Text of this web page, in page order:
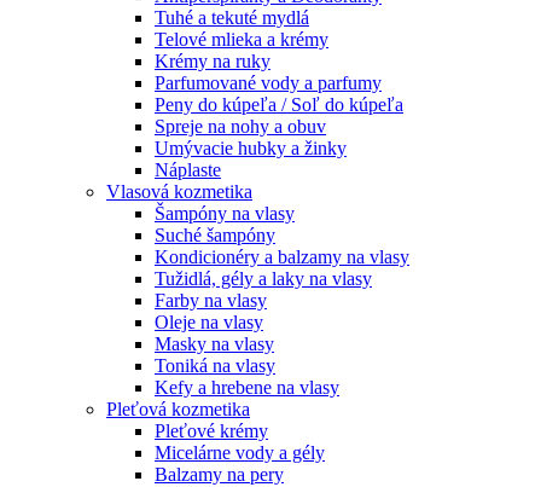
Tuhé a tekuté mydlá
Telové mlieka a krémy
Krémy na ruky
Parfumované vody a parfumy
Peny do kúpeľa / Soľ do kúpeľa
Spreje na nohy a obuv
Umývacie hubky a žinky
Náplaste
Vlasová kozmetika
Šampóny na vlasy
Suché šampóny
Kondicionéry a balzamy na vlasy
Tužidlá, gély a laky na vlasy
Farby na vlasy
Oleje na vlasy
Masky na vlasy
Toniká na vlasy
Kefy a hrebene na vlasy
Pleťová kozmetika
Pleťové krémy
Micelárne vody a gély
Balzamy na pery